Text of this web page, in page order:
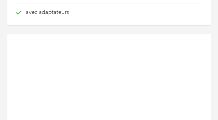
avec adaptateurs